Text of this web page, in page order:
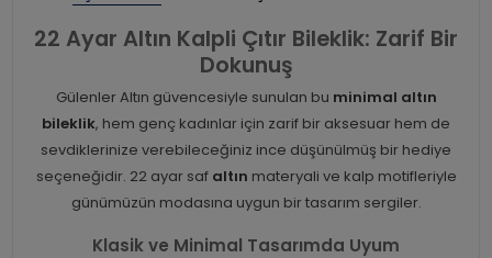
22 Ayar Altın Kalpli Çıtır Bileklik: Zarif Bir
Dokunuş
Gülenler Altın güvencesiyle sunulan bu minimal altın
bileklik, hem genç kadınlar için zarif bir aksesuar hem de
sevdiklerinize verebileceğiniz ince düşünülmüş bir hediye
seçeneğidir. 22 ayar saf altın materyali ve kalp motifleriyle
günümüzün modasına uygun bir tasarım sergiler.
Klasik ve Minimal Tasarımda Uyum